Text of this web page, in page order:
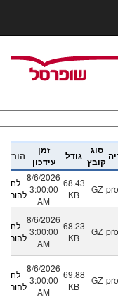
הורדה
זמן
עידכון
גודל
סוג
קובץ
לחץ
להורדה
8/6/2026
3:00:00
AM
68.43
KB
GZ
לחץ
להורדה
8/6/2026
3:00:00
AM
68.23
KB
GZ
לחץ
להורדה
8/6/2026
3:00:00
AM
69.88
KB
GZ